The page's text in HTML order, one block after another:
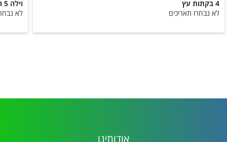
4 בקתות עץ
לא נבחרו תאריכים
וילה 5 חדרים
לא
אודותינו